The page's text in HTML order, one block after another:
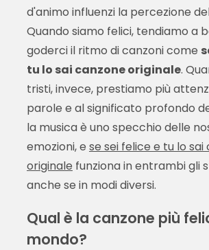
d'animo influenzi la percezione
Quando siamo felici, tendiamo a
goderci il ritmo di canzoni come
tu lo sai canzone originale.
tristi, invece, prestiamo più
parole e al significato profondo
la musica è uno specchio delle
emozioni, e se sei felice e tu lo sai
originale funziona in entrambi gli
anche se in modi diversi.
Qual è la canzone più
mondo?